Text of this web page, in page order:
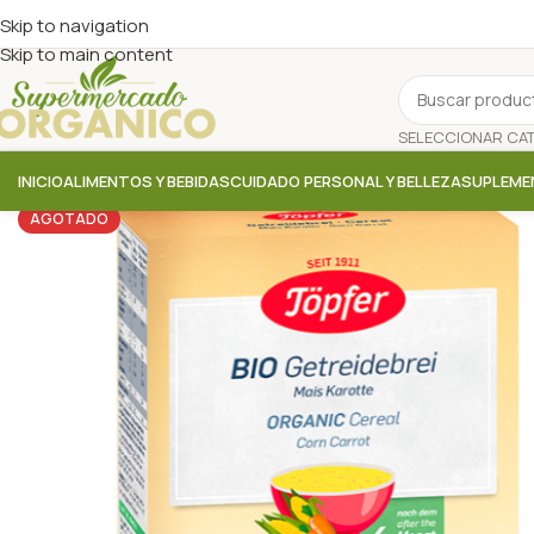
Skip to navigation
Skip to main content
INICIOALIMENTOS Y BEBIDASCUIDADO PERSONAL Y BELLEZA
AGOTADO